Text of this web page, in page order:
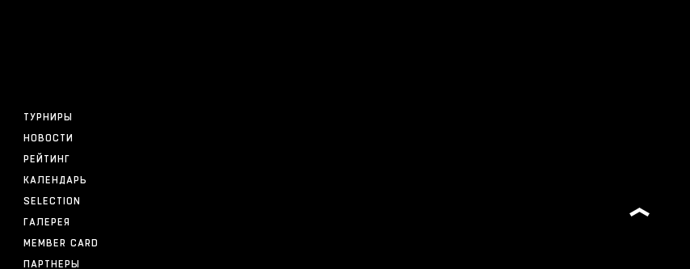
ТУРНИРЫ
НОВОСТИ
РЕЙТИНГ
КАЛЕНДАРЬ
SELECTION
ГАЛЕРЕЯ
MEMBER CARD
ПАРТНЕРЫ